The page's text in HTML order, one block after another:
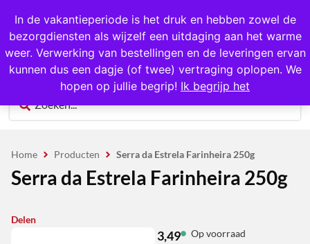
In de vakantieperiode is het druk en hebben zowel de
bezorgdiensten als wijzelf een uitdaging aan het warme
weer. Verwerking van bestellingen en de leveringen ervan
kunnen dus een dagje (of twee) vertraging oplopen. We
hopen op jullie begrip! Ik begrijp het
1000+ producten op voorraad
0
Home Producten Serra da Estrela Farinheira 250g
Serra da Estrela Farinheira 250g
Delen
3,49 Op voorraad